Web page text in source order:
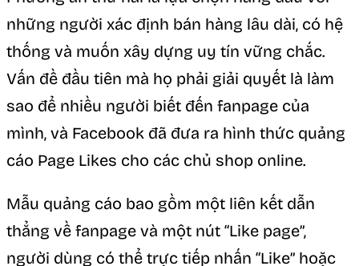
những người xác định bán hàng lâu dài, có hệ
thống và muốn xây dựng uy tín vững chắc.
Vấn đề đầu tiên mà họ phải giải quyết là làm
sao để nhiều người biết đến fanpage của
mình, và Facebook đã đưa ra hình thức quảng
cáo Page Likes cho các chủ shop online.
Mẫu quảng cáo bao gồm một liên kết dẫn
thẳng về fanpage và một nút “Like page”,
người dùng có thể trực tiếp nhấn “Like” hoặc